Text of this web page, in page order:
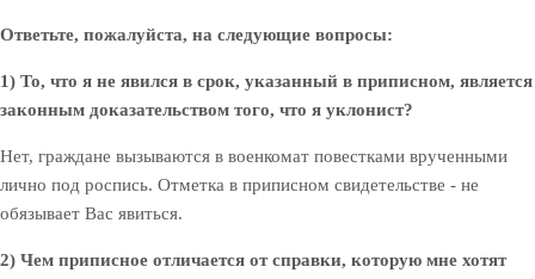
Ответьте, пожалуйста, на следующие вопросы:
1) То, что я не явился в срок, указанный в приписном, является
законным доказательством того, что я уклонист?
Нет, граждане вызываются в военкомат повестками врученными
лично под роспись. Отметка в приписном свидетельстве - не
обязывает Вас явиться.
2) Чем приписное отличается от справки, которую мне хотят